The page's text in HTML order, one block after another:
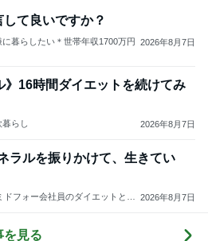
して良いですか？
暮らしたい＊世帯年収1700万円 2026年8月7日
》16時間ダイエットを続けてみ
らし 2026年8月7日
ラルを振りかけて、生きてい
フォー会社員のダイエットと勉
2026年8月7日
を見る